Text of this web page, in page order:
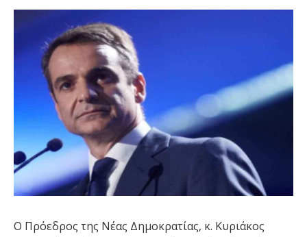
Ο Πρόεδρος της Νέας Δημοκρατίας, κ. Κυριάκος